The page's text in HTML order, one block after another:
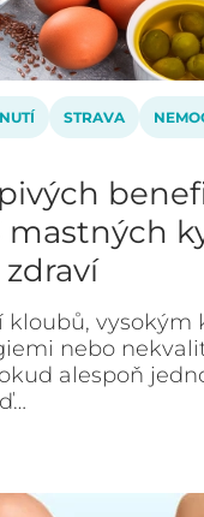
STRAVA
mastných
kloubů, vysokým
nebo
alespoň